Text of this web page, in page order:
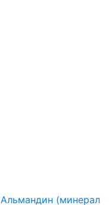
Альмандин (минерал